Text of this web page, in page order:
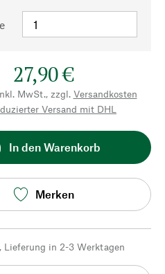
27,90 €
MwSt., zzgl. Versandkosten
Versand mit DHL
In den Warenkorb
Merken
, Lieferung in 2-3 Werktagen